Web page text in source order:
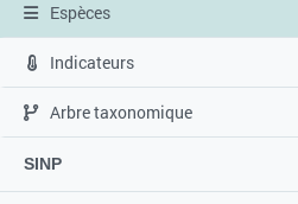
Espèces
Indicateurs
Arbre taxonomique
SINP